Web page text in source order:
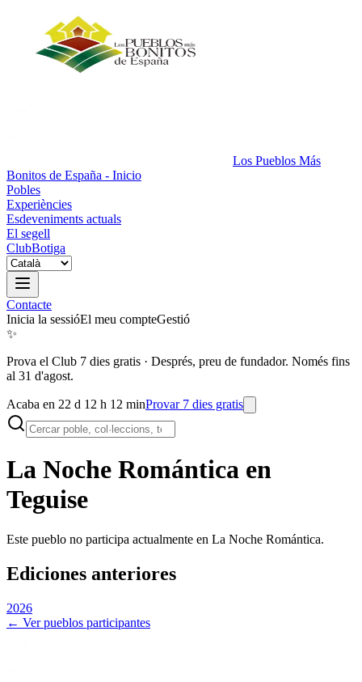
Los Pueblos Más
Bonitos de España - Inicio
Pobles
Experiències
Esdeveniments actuals
El segell
ClubBotiga
Contacte
Inicia la sessióEl meu compteGestió
✨
Prova el Club 7 dies gratis · Després, preu de fundador. Només fins
al 31 d'agost.
Acaba en 22 d 12 h 12 minProvar 7 dies gratis
La Noche Romántica en
Teguise
Este pueblo no participa actualmente en La Noche Romántica.
Ediciones anteriores
2026
← Ver pueblos participantes